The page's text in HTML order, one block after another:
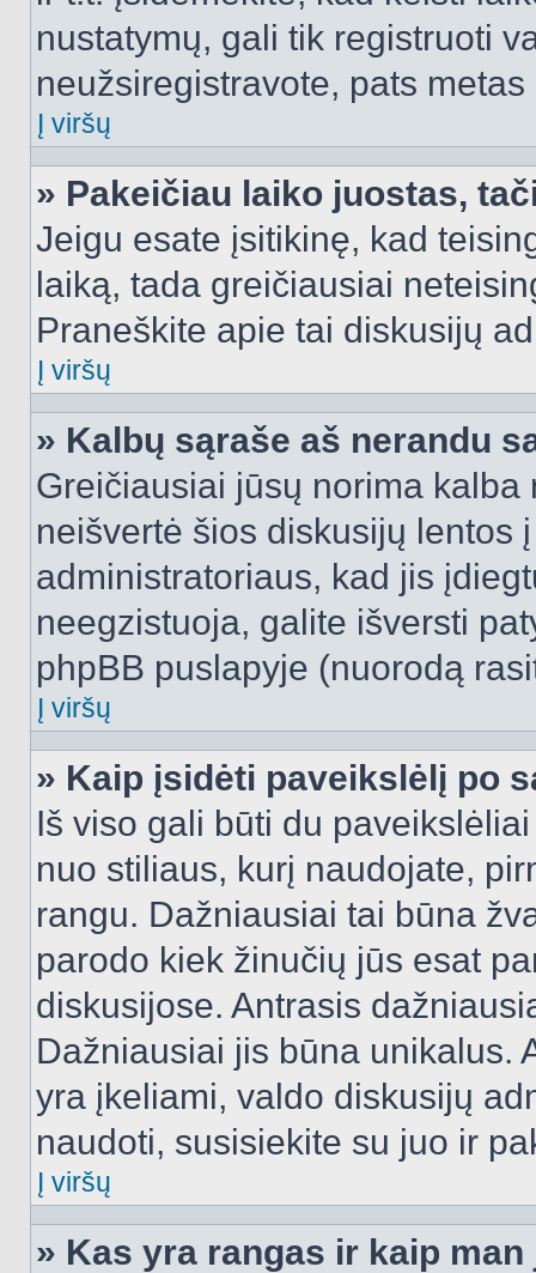
nustatymų, gali tik registruoti
neužsiregistravote, pats
Į viršų
» Pakeičiau laiko juostas,
Jeigu esate įsitikinę, kad
laiką, tada greičiausiai
Praneškite apie tai diskusijų
Į viršų
» Kalbų sąraše aš nerandu
Greičiausiai jūsų norima
neišvertė šios diskusijų lentos
administratoriaus, kad jis
neegzistuoja, galite išversti
phpBB puslapyje (nuorodą
Į viršų
» Kaip įsidėti paveikslėlį po
Iš viso gali būti du
nuo stiliaus, kurį naudojate,
rangu. Dažniausiai tai būna
parodo kiek žinučių jūs esat
diskusijose. Antrasis
Dažniausiai jis būna unikalus.
yra įkeliami, valdo diskusijų
naudoti, susisiekite su juo ir
Į viršų
» Kas yra rangas ir kaip